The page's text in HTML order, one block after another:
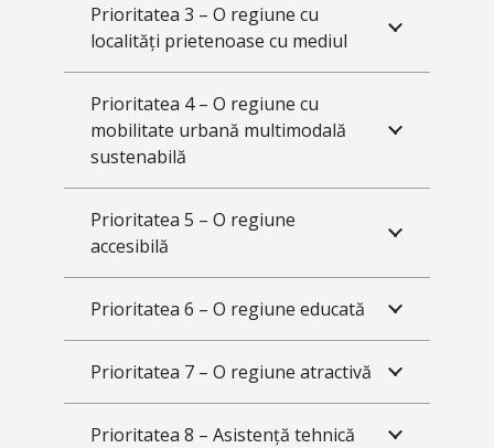
Prioritatea 3 – O regiune cu
localități prietenoase cu mediul
Prioritatea 4 – O regiune cu
mobilitate urbană multimodală
sustenabilă
Prioritatea 5 – O regiune
accesibilă
Prioritatea 6 – O regiune educată
Prioritatea 7 – O regiune atractivă
Prioritatea 8 – Asistență tehnică